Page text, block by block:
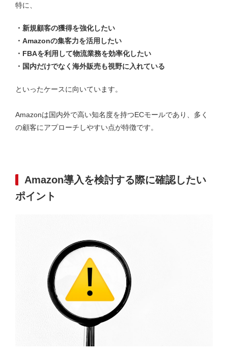
特に、
・新規顧客の獲得を強化したい
・Amazonの集客力を活用したい
・FBAを利用して物流業務を効率化したい
・国内だけでなく海外販売も視野に入れている
といったケースに向いています。
Amazonは国内外で高い知名度を持つECモールであり、多く
の顧客にアプローチしやすい点が特徴です。
Amazon導入を検討する際に確認したい
ポイント